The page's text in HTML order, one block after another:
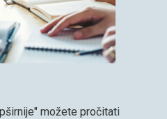
možete pročitati